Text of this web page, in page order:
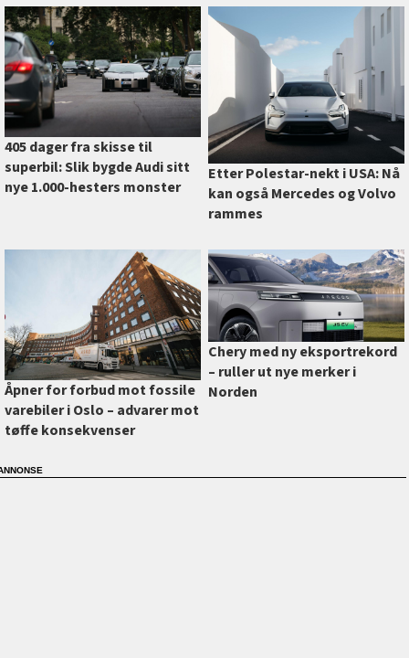
405 dager fra skisse til
superbil: Slik bygde Audi sitt
nye 1.000-hesters monster
Etter Polestar-nekt i USA: Nå
kan også Mercedes og Volvo
rammes
Åpner for forbud mot fossile
varebiler i Oslo –⁠ advarer mot
tøffe konsekvenser
Chery med ny eksportrekord
–⁠ ruller ut nye merker i
Norden